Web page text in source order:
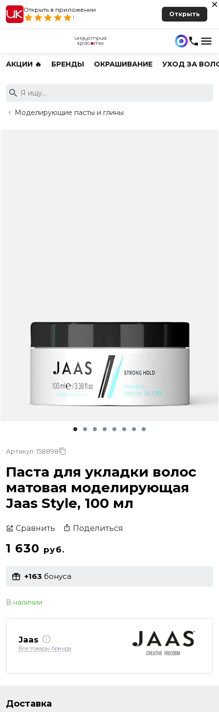
Открыть в приложении
1
Открыть
АКЦИИ 🔥 БРЕНДЫ ОКРАШИВАНИЕ УХОД ЗА
Моделирующие пасты и глины
Артикул: 158898
Паста для укладки волос
матовая моделирующая
Jaas Style, 100 мл
Сравнить Поделиться
1 630 руб.
+163 бонуса
В наличии
Jaas
Все товары бренда
Доставка